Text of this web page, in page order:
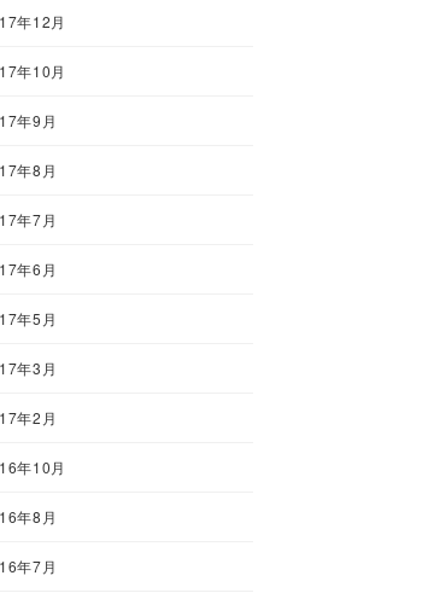
年12月
年10月
年9月
年8月
年7月
年6月
年5月
年3月
年2月
年10月
年8月
年7月